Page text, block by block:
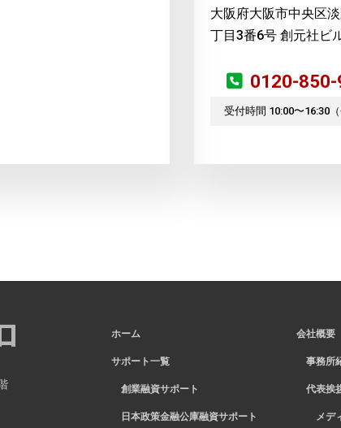
大阪府大阪市中央区
丁目3番6号 創元社ビ
0120-850-
受付時間 10:00〜16:30（
ホーム
サポート一覧
創業融資サポート
日本政策金融公庫融資サポート
会社概要
事務所
代表挨
メデ